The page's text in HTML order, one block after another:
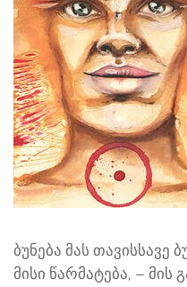
ბუნება მას თავისსავე
მისი წარმატება, –